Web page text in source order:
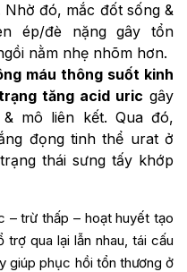
đó, mắc đốt sống &
ép/đè nặng gây tổn
nằm nhẹ nhõm hơn.
máu thông suốt kinh
tăng acid uric gây
mô liên kết. Qua đó,
đọng tinh thể urat ở
thái sưng tấy khớp
– trừ thấp – hoạt huyết tạo
qua lại lẫn nhau, tái cấu
giúp phục hồi tổn thương ở